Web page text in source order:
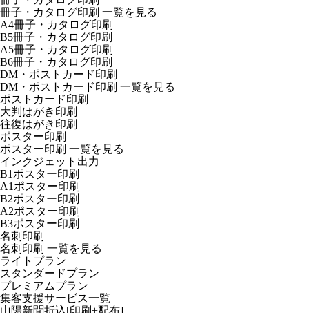
冊子・カタログ印刷 一覧を見る
A4冊子・カタログ印刷
B5冊子・カタログ印刷
A5冊子・カタログ印刷
B6冊子・カタログ印刷
DM・ポストカード印刷
DM・ポストカード印刷 一覧を見る
ポストカード印刷
大判はがき印刷
往復はがき印刷
ポスター印刷
ポスター印刷 一覧を見る
インクジェット出力
B1ポスター印刷
A1ポスター印刷
B2ポスター印刷
A2ポスター印刷
B3ポスター印刷
名刺印刷
名刺印刷 一覧を見る
ライトプラン
スタンダードプラン
プレミアムプラン
集客支援サービス一覧
山陽新聞折込[印刷+配布]